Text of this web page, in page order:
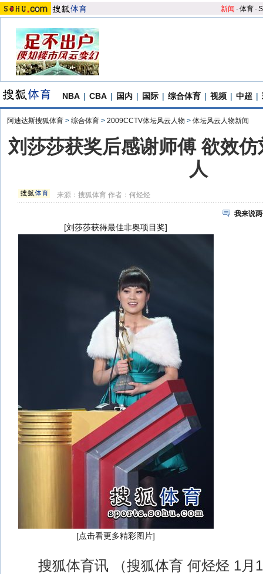
新闻 -体育-S
NBA | CBA | 国内 | 国际 | 综合体育 | 视频 | 中超 |
阿迪达斯搜狐体育 > 综合体育 > 2009CCTV体坛风云人物 > 体坛风云人物新闻
刘莎莎获奖后感谢师傅 欲效
人
来源：搜狐体育 作者：何烃烃
我来说
[刘莎莎获得最佳非奥项目奖]
[点击看更多精彩图片]
搜狐体育讯 （搜狐体育 何烃烃 1月